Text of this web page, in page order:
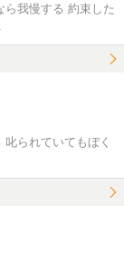
我慢する 約束した
られていてもぼく